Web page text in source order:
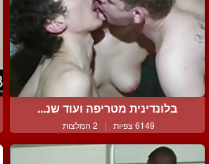
בלונדינית מטריפה ועוד שנ...
6149 צפיות | 2 המלצות